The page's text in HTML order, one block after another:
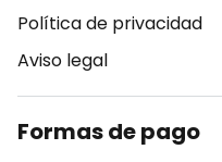
Política de privacidad
Aviso legal
Formas de pago